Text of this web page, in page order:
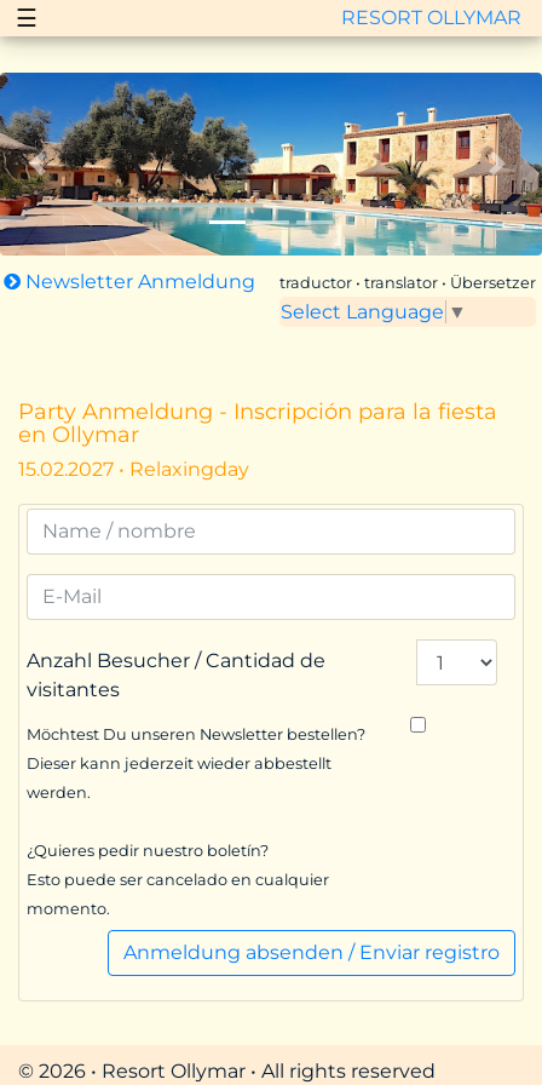
☰ RESORT OLLYMAR
Zurück Vor
Newsletter Anmeldung traductor • translator • Übersetzer
Select Language ▼
Party Anmeldung - Inscripción para la fiesta
en Ollymar
15.02.2027 • Relaxingday
Anzahl Besucher / Cantidad de
visitantes
Möchtest Du unseren Newsletter bestellen?
Dieser kann jederzeit wieder abbestellt
werden.
¿Quieres pedir nuestro boletín?
Esto puede ser cancelado en cualquier
momento.
Anmeldung absenden / Enviar registro
© 2026 • Resort Ollymar • All rights reserved